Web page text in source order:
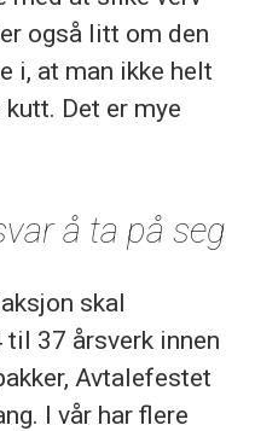
også litt om den
i, at man ikke helt
Det er mye
å ta på seg
skal
37 årsverk innen
Avtalefestet
I vår har flere